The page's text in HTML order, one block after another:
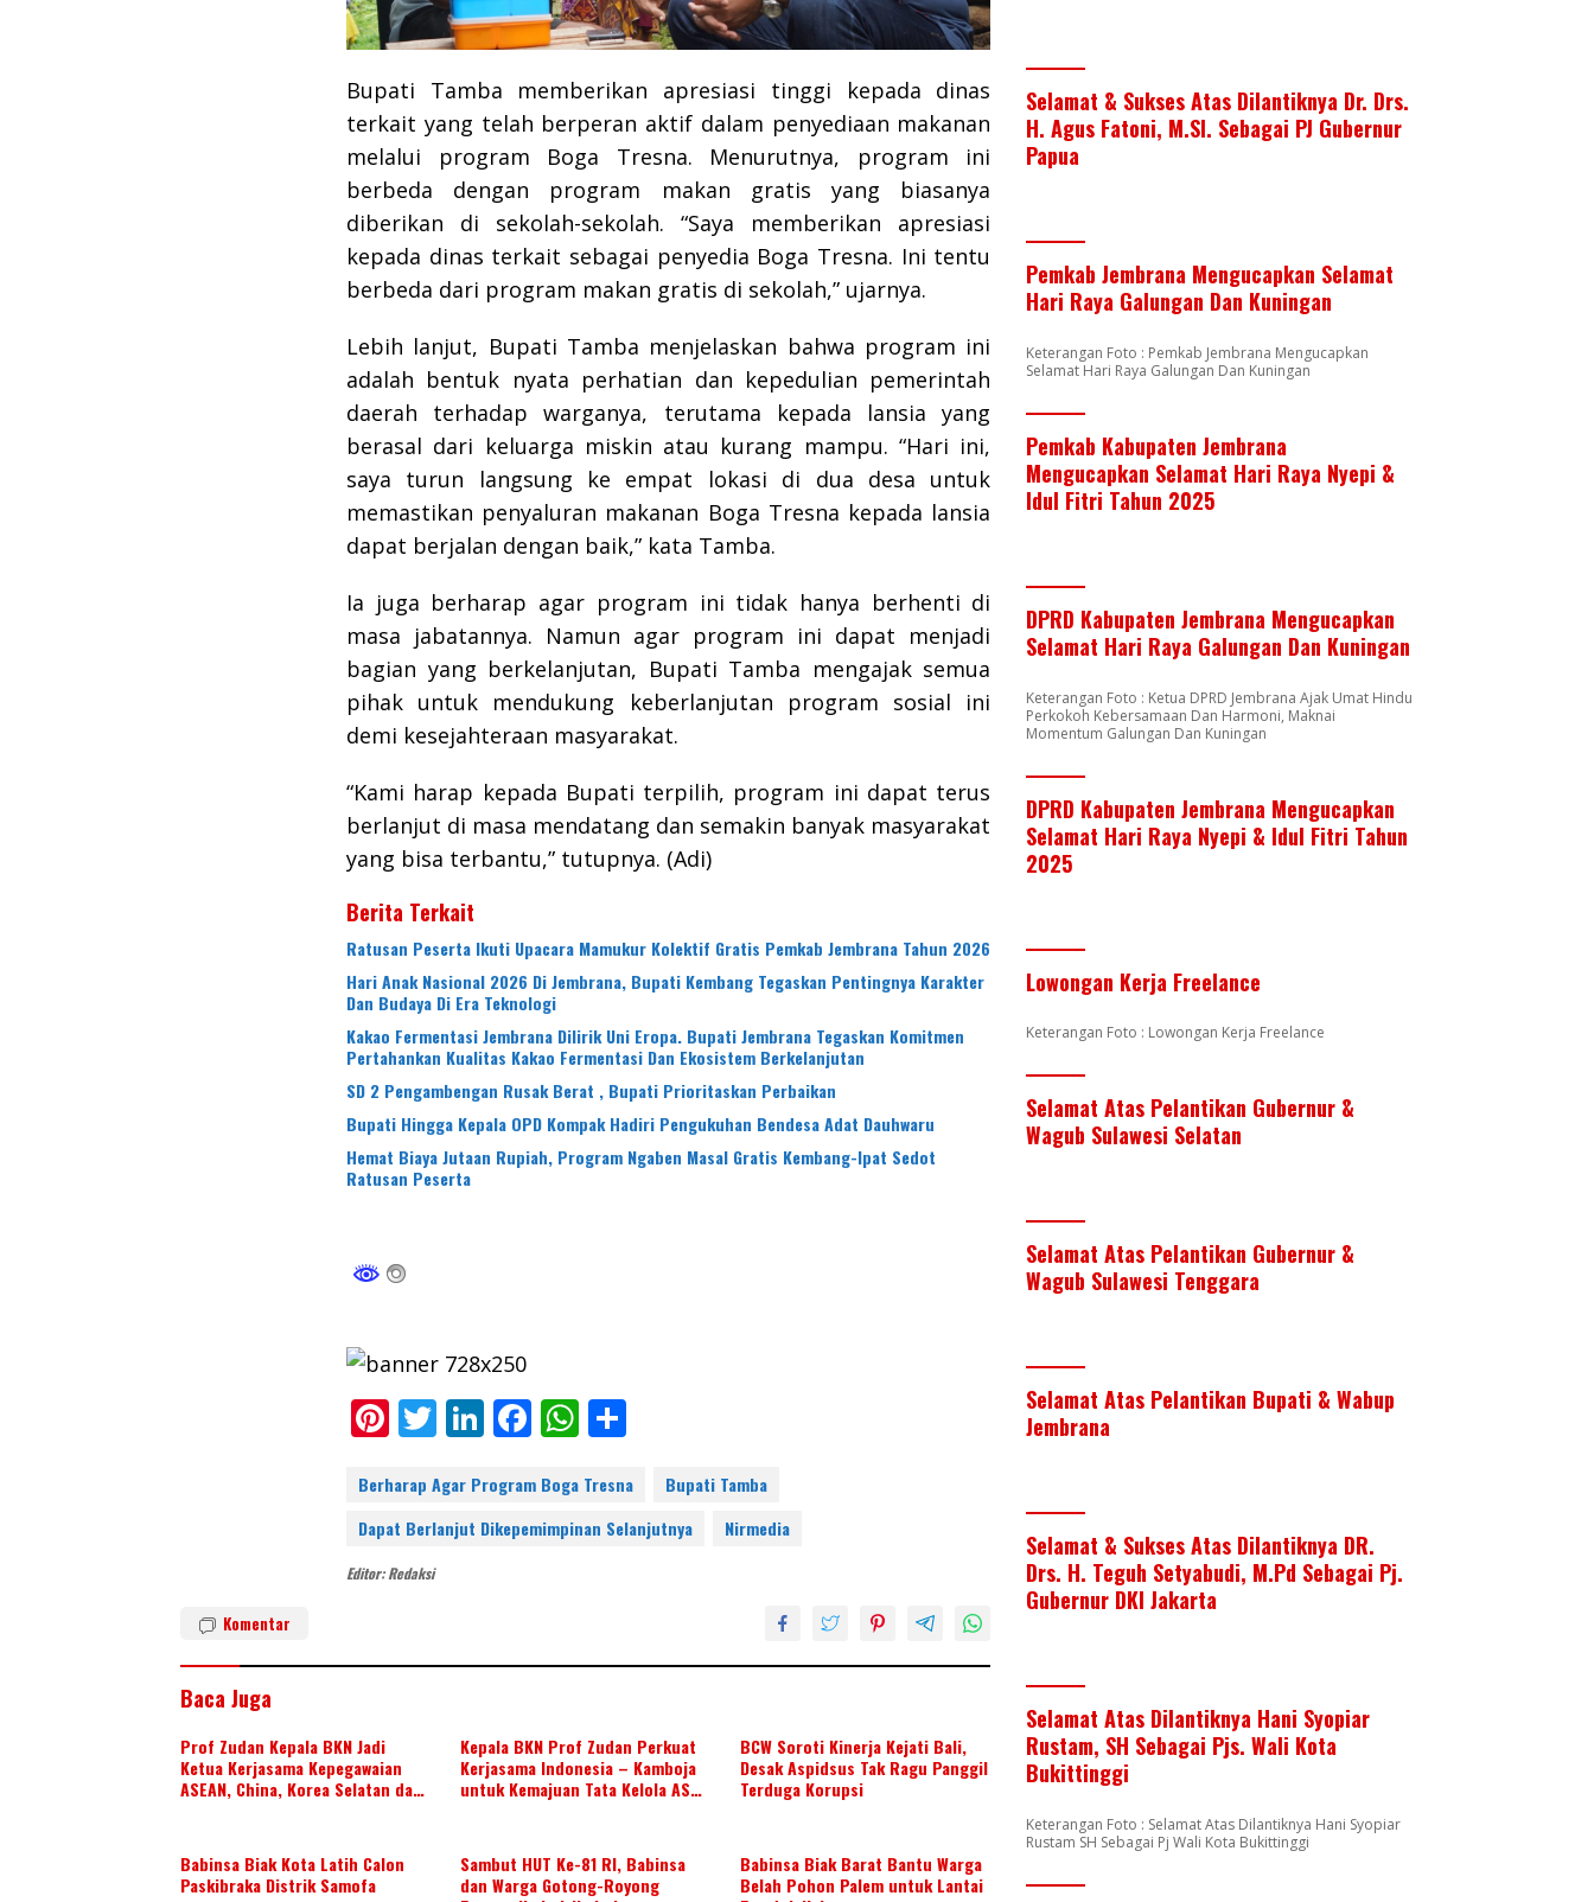
Bupati Tamba memberikan apresiasi tinggi kepada dinas
terkait yang telah berperan aktif dalam penyediaan makanan
melalui program Boga Tresna. Menurutnya, program ini
berbeda dengan program makan gratis yang biasanya
diberikan di sekolah-sekolah. “Saya memberikan apresiasi
kepada dinas terkait sebagai penyedia Boga Tresna. Ini tentu
berbeda dari program makan gratis di sekolah,” ujarnya.
Lebih lanjut, Bupati Tamba menjelaskan bahwa program ini
adalah bentuk nyata perhatian dan kepedulian pemerintah
daerah terhadap warganya, terutama kepada lansia yang
berasal dari keluarga miskin atau kurang mampu. “Hari ini,
saya turun langsung ke empat lokasi di dua desa untuk
memastikan penyaluran makanan Boga Tresna kepada lansia
dapat berjalan dengan baik,” kata Tamba.
Ia juga berharap agar program ini tidak hanya berhenti di
masa jabatannya. Namun agar program ini dapat menjadi
bagian yang berkelanjutan, Bupati Tamba mengajak semua
pihak untuk mendukung keberlanjutan program sosial ini
demi kesejahteraan masyarakat.
“Kami harap kepada Bupati terpilih, program ini dapat terus
berlanjut di masa mendatang dan semakin banyak masyarakat
yang bisa terbantu,” tutupnya. (Adi)
Berita Terkait
Ratusan Peserta Ikuti Upacara Mamukur Kolektif Gratis Pemkab Jembrana Tahun 2026
Hari Anak Nasional 2026 Di Jembrana, Bupati Kembang Tegaskan Pentingnya Karakter
Dan Budaya Di Era Teknologi
Kakao Fermentasi Jembrana Dilirik Uni Eropa. Bupati Jembrana Tegaskan Komitmen
Pertahankan Kualitas Kakao Fermentasi Dan Ekosistem Berkelanjutan
SD 2 Pengambengan Rusak Berat , Bupati Prioritaskan Perbaikan
Bupati Hingga Kepala OPD Kompak Hadiri Pengukuhan Bendesa Adat Dauhwaru
Hemat Biaya Jutaan Rupiah, Program Ngaben Masal Gratis Kembang-Ipat Sedot
Ratusan Peserta
Pi
er
e
st
T
itt
er
Li
k
e
F
e
b
W
at
s
ar
e
Berharap Agar Program Boga Tresna
Bupati Tamba
Dapat Berlanjut Dikepemimpinan Selanjutnya
Nirmedia
Editor: Redaksi
Komentar
Baca Juga
Prof Zudan Kepala BKN Jadi
Ketua Kerjasama Kepegawaian
ASEAN, China, Korea Selatan dan
Kepala BKN Prof Zudan Perkuat
Kerjasama Indonesia – Kamboja
untuk Kemajuan Tata Kelola ASN
BCW Soroti Kinerja Kejati Bali,
Desak Aspidsus Tak Ragu Panggil
Terduga Korupsi
Babinsa Biak Kota Latih Calon
Paskibraka Distrik Samofa
Sambut HUT Ke-81 RI, Babinsa
dan Warga Gotong-Royong
Babinsa Biak Barat Bantu Warga
Belah Pohon Palem untuk Lantai
Selamat & Sukses Atas Dilantiknya Dr. Drs.
H. Agus Fatoni, M.SI. Sebagai PJ Gubernur
Papua
Pemkab Jembrana Mengucapkan Selamat
Hari Raya Galungan Dan Kuningan
Keterangan Foto : Pemkab Jembrana Mengucapkan
Selamat Hari Raya Galungan Dan Kuningan
Pemkab Kabupaten Jembrana
Mengucapkan Selamat Hari Raya Nyepi &
Idul Fitri Tahun 2025
DPRD Kabupaten Jembrana Mengucapkan
Selamat Hari Raya Galungan Dan Kuningan
Keterangan Foto : Ketua DPRD Jembrana Ajak Umat Hindu
Perkokoh Kebersamaan Dan Harmoni, Maknai
Momentum Galungan Dan Kuningan
DPRD Kabupaten Jembrana Mengucapkan
Selamat Hari Raya Nyepi & Idul Fitri Tahun
2025
Lowongan Kerja Freelance
Keterangan Foto : Lowongan Kerja Freelance
Selamat Atas Pelantikan Gubernur &
Wagub Sulawesi Selatan
Selamat Atas Pelantikan Gubernur &
Wagub Sulawesi Tenggara
Selamat Atas Pelantikan Bupati & Wabup
Jembrana
Selamat & Sukses Atas Dilantiknya DR.
Drs. H. Teguh Setyabudi, M.Pd Sebagai Pj.
Gubernur DKI Jakarta
Selamat Atas Dilantiknya Hani Syopiar
Rustam, SH Sebagai Pjs. Wali Kota
Bukittinggi
Keterangan Foto : Selamat Atas Dilantiknya Hani Syopiar
Rustam SH Sebagai Pj Wali Kota Bukittinggi